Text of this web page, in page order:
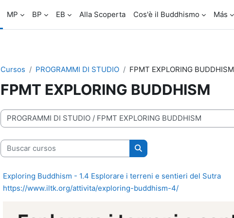
MP BP EB Alla Scoperta Cos'è il Buddhismo Más
Cursos PROGRAMMI DI STUDIO FPMT EXPLORING BUDDHISM
FPMT EXPLORING BUDDHISM
Categorías
Buscar cursos
Buscar cursos
Exploring Buddhism - 1.4 Esplorare i terreni e sentieri del Sutra
https://www.iltk.org/attivita/exploring-buddhism-4/